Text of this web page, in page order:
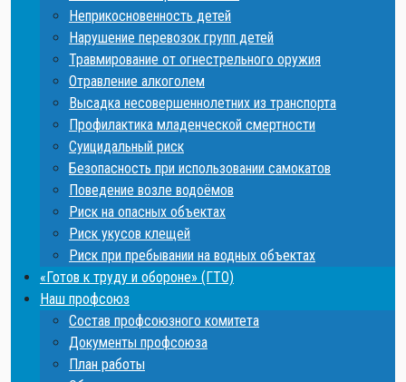
Неприкосновенность детей
Нарушение перевозок групп детей
Травмирование от огнестрельного оружия
Отравление алкоголем
Высадка несовершеннолетних из транспорта
Профилактика младенческой смертности
Суицидальный риск
Безопасность при использовании самокатов
Поведение возле водоёмов
Риск на опасных объектах
Риск укусов клещей
Риск при пребывании на водных объектах
«Готов к труду и обороне» (ГТО)
Наш профсоюз
Состав профсоюзного комитета
Документы профсоюза
План работы